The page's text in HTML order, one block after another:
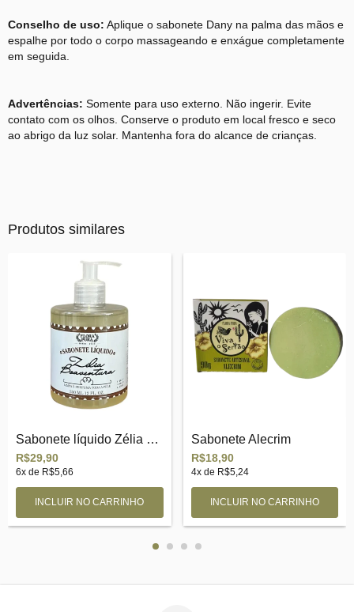
Conselho de uso: Aplique o sabonete Dany na palma das mãos e
espalhe por todo o corpo massageando e enxágue completamente
em seguida.
Advertências: Somente para uso externo. Não ingerir. Evite
contato com os olhos. Conserve o produto em local fresco e seco
ao abrigo da luz solar. Mantenha fora do alcance de crianças.
Produtos similares
Sabonete líquido Zélia Boaventura
R$29,90
6x de R$5,66
Sabonete Alecrim
R$18,90
4x de R$5,24